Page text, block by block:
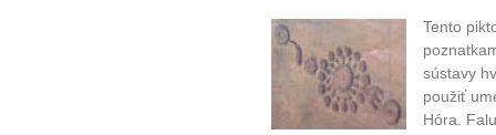
Tento
sústavy
použiť
Hóra.